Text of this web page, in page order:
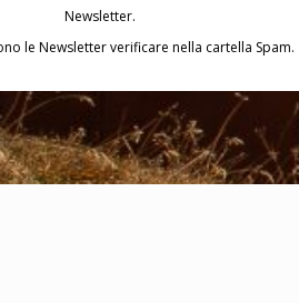
Newsletter.
le Newsletter verificare nella cartella Spam.